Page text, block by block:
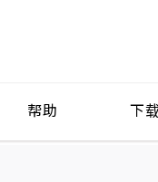
帮助 下